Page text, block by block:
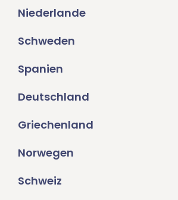
Niederlande
Schweden
Spanien
Deutschland
Griechenland
Norwegen
Schweiz